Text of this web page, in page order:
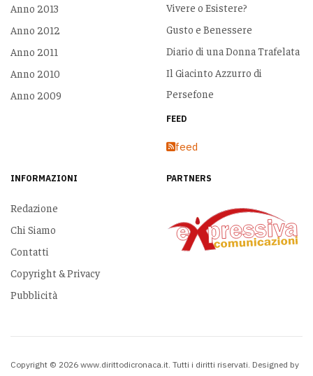
Anno 2013
Anno 2012
Anno 2011
Anno 2010
Anno 2009
Vivere o Esistere?
Gusto e Benessere
Diario di una Donna Trafelata
Il Giacinto Azzurro di
Persefone
FEED
feed
INFORMAZIONI
Redazione
Chi Siamo
Contatti
Copyright & Privacy
Pubblicità
PARTNERS
Copyright © 2026 www.dirittodicronaca.it. Tutti i diritti riservati. Designed by